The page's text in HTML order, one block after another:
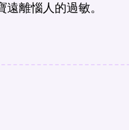
遠離惱人的過敏。